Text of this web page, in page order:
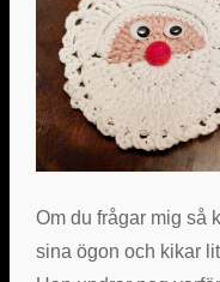
Om du frågar mig så
sina ögon och kikar